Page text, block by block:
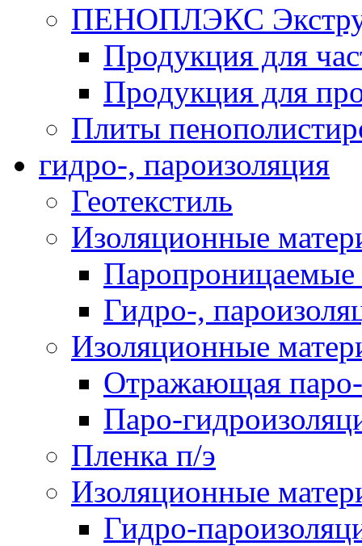
ПЕНОПЛЭКС
Продукция для
Продукция для
Плиты
гидро-, пароизоляция
Геотекстиль
Изоляционные
Гидро-,
Изоляционные
Отражающая
Паро-
Пленка п/э
Изоляционные
Гидро-